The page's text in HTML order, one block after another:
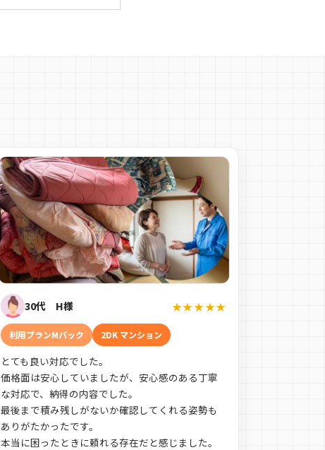
30代 H様 ★★★★★
利用プランMパック 2DK マンション
とても良い対応でした。
価格面は安心していましたが、安心感のある丁寧
な対応で、納得の内容でした。
最後まで積み残しがないか確認してくれる姿勢も
ありがたかったです。
本当に困ったときに頼れる存在だと感じました。